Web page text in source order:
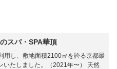
スパ・SPA華頂
用し、敷地面積2100㎡を誇る京都最
いたしました。（2021年〜） 天然